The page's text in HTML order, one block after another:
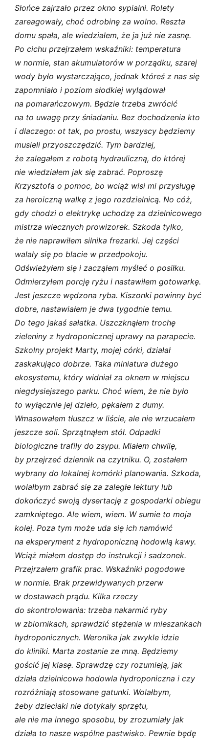
Słońce zajrzało przez okno sypialni. Rolety
zareagowały, choć odrobinę za wolno. Reszta
domu spała, ale wiedziałem, że ja już nie zasnę.
Po cichu przejrzałem wskaźniki: temperatura
w normie, stan akumulatorów w porządku, szarej
wody było wystarczająco, jednak któreś z nas się
zapomniało i poziom słodkiej wylądował
na pomarańczowym. Będzie trzeba zwrócić
na to uwagę przy śniadaniu. Bez dochodzenia kto
i dlaczego: ot tak, po prostu, wszyscy będziemy
musieli przyoszczędzić. Tym bardziej,
że zalegałem z robotą hydrauliczną, do której
nie wiedziałem jak się zabrać. Poproszę
Krzysztofa o pomoc, bo wciąż wisi mi przysługę
za heroiczną walkę z jego rozdzielnicą. No cóż,
gdy chodzi o elektrykę uchodzę za dzielnicowego
mistrza wiecznych prowizorek. Szkoda tylko,
że nie naprawiłem silnika frezarki. Jej części
walały się po blacie w przedpokoju.
Odświeżyłem się i zacząłem myśleć o posiłku.
Odmierzyłem porcję ryżu i nastawiłem gotowarkę.
Jest jeszcze wędzona ryba. Kiszonki powinny być
dobre, nastawiałem je dwa tygodnie temu.
Do tego jakaś sałatka. Uszczknąłem trochę
zieleniny z hydroponicznej uprawy na parapecie.
Szkolny projekt Marty, mojej córki, działał
zaskakująco dobrze. Taka miniatura dużego
ekosystemu, który widniał za oknem w miejscu
niegdysiejszego parku. Choć wiem, że nie było
to wyłącznie jej dzieło, pękałem z dumy.
Wmasowałem tłuszcz w liście, ale nie wrzucałem
jeszcze soli. Sprzątnąłem stół. Odpadki
biologiczne trafiły do zsypu. Miałem chwilę,
by przejrzeć dziennik na czytniku. O, zostałem
wybrany do lokalnej komórki planowania. Szkoda,
wolałbym zabrać się za zaległe lektury lub
dokończyć swoją dysertację z gospodarki obiegu
zamkniętego. Ale wiem, wiem. W sumie to moja
kolej. Poza tym może uda się ich namówić
na eksperyment z hydroponiczną hodowlą kawy.
Wciąż miałem dostęp do instrukcji i sadzonek.
Przejrzałem grafik prac. Wskaźniki pogodowe
w normie. Brak przewidywanych przerw
w dostawach prądu. Kilka rzeczy
do skontrolowania: trzeba nakarmić ryby
w zbiornikach, sprawdzić stężenia w mieszankach
hydroponicznych. Weronika jak zwykle idzie
do kliniki. Marta zostanie ze mną. Będziemy
gościć jej klasę. Sprawdzę czy rozumieją, jak
działa dzielnicowa hodowla hydroponiczna i czy
rozróżniają stosowane gatunki. Wolałbym,
żeby dzieciaki nie dotykały sprzętu,
ale nie ma innego sposobu, by zrozumiały jak
działa to nasze wspólne pastwisko. Pewnie będę